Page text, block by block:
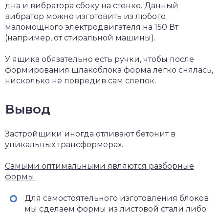
дна и вибратора сбоку на стенке. Данный
вибратор можно изготовить из любого
маломощного электродвигателя на 150 Вт
(например, от стиральной машины).
У ящика обязательно есть ручки, чтобы после
формирования шлакоблока форма легко снялась,
нисколько не повредив сам слепок.
Вывод
Застройщики иногда отливают бетонит в
уникальных трансформерах.
Самыми оптимальными являются разборные
формы.
Для самостоятельного изготовления блоков
мы сделаем формы из листовой стали либо